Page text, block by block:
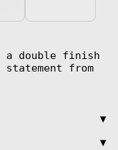
a double finish
from
▼
▼